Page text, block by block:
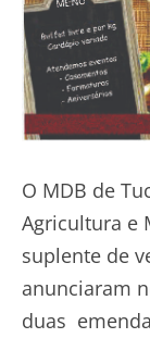
O MDB de
Agricultura e
suplente de
anunciaram
duas